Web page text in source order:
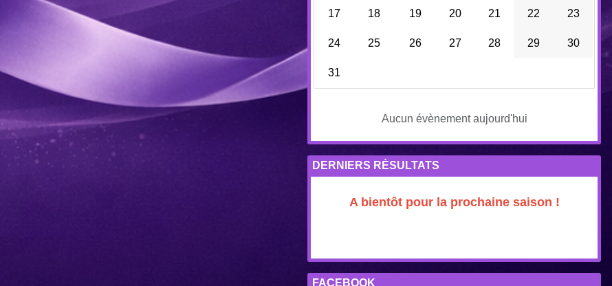
17 18 19 20 21 22 23
24 25 26 27 28 29 30
31
Aucun évènement aujourd'hui
DERNIERS RÉSULTATS
A bientôt pour la prochaine saison !
FACEBOOK